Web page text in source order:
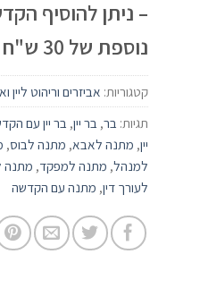
– ניתן להוסיף
נוספת של 30 ש"ח
קטגוריות: אביזרים וריהוט ליין
תגיות: בר, בר יין, בר יין עם
יין, מתנה לאבא, מתנה לבוס,
למנהל, מתנה למפקד, מתנה
לעורך דין, מתנה עם הקדשה